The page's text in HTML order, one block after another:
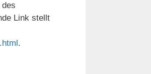
Link stellt
.